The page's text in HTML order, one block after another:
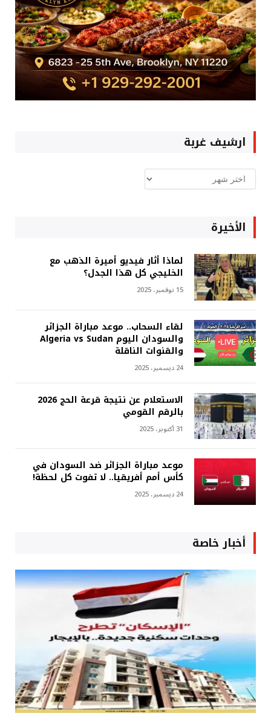
ارشيف غربة
ارشيف
غربة
الأخيرة
لماذا أثار فيديو أميرة الذهب مع
الخليجي كل هذا الجدل؟
15 نوفمبر، 2025
لقاء السحاب.. موعد مباراة الجزائر
والسودان اليوم Algeria vs Sudan
والقنوات الناقلة
24 ديسمبر، 2025
الاستعلام عن نتيجة قرعة الحج 2026
بالرقم القومي
31 أكتوبر، 2025
موعد مباراة الجزائر ضد السودان في
كأس أمم أفريقيا.. لا تفوت كل لحظة!
24 ديسمبر، 2025
أخبار خاصة